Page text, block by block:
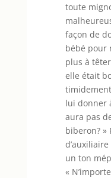
toute
façon de
bébé pour
plus à
elle était
lui donner
aura pas
biberon? »
un ton
«